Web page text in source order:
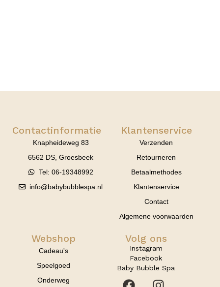
Contactinformatie
Knapheideweg 83
6562 DS, Groesbeek
Tel: 06-19348992
info@babybubblespa.nl
Klantenservice
Verzenden
Retourneren
Betaalmethodes
Klantenservice
Contact
Algemene voorwaarden
Webshop
Cadeau's
Speelgoed
Onderweg
Volg ons
Instagram
Facebook
Baby Bubble Spa